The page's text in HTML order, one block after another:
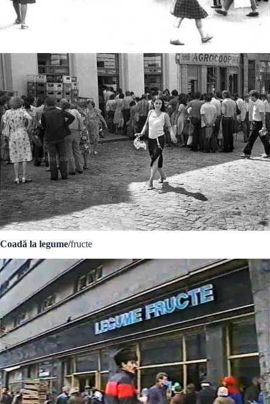
Coadă la legume/fructe